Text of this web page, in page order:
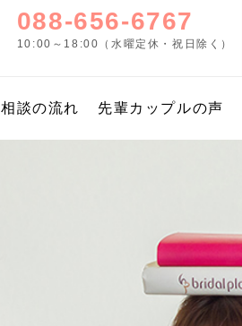
088-656-6767
10:00～18:00（水曜定休・祝日除く）
相談の流れ 先輩カップルの声